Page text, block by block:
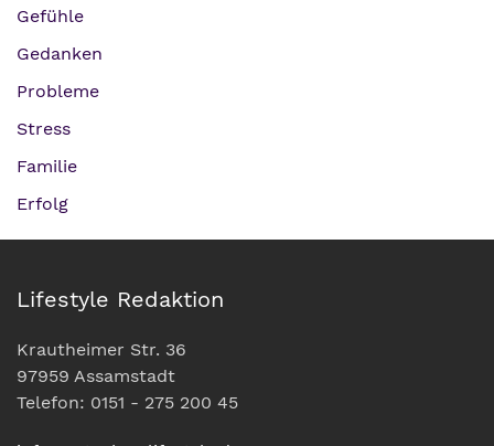
Gefühle
Gedanken
Probleme
Stress
Familie
Erfolg
Lifestyle Redaktion
Krautheimer Str. 36
97959 Assamstadt
Telefon: 0151 - 275 200 45